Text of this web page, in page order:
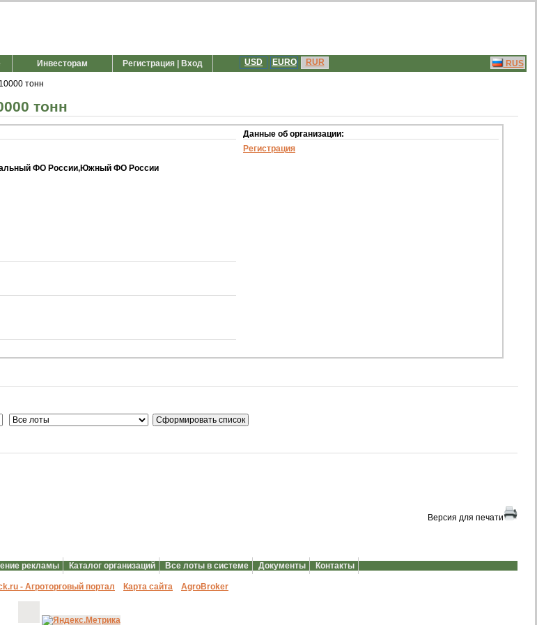
Инвесторам Регистрация | Вход RUS
USD EURO RUR
тонн
тонн
ФО России,Южный ФО России
Данные об организации:
Регистрация
Версия для печати
рекламы Каталог организаций Все лоты в системе Документы Контакты
- Агроторговый портал Карта сайта АgroBroker